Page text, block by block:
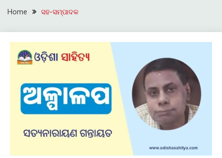
Home ସହ-ସମ୍ପାଦକ